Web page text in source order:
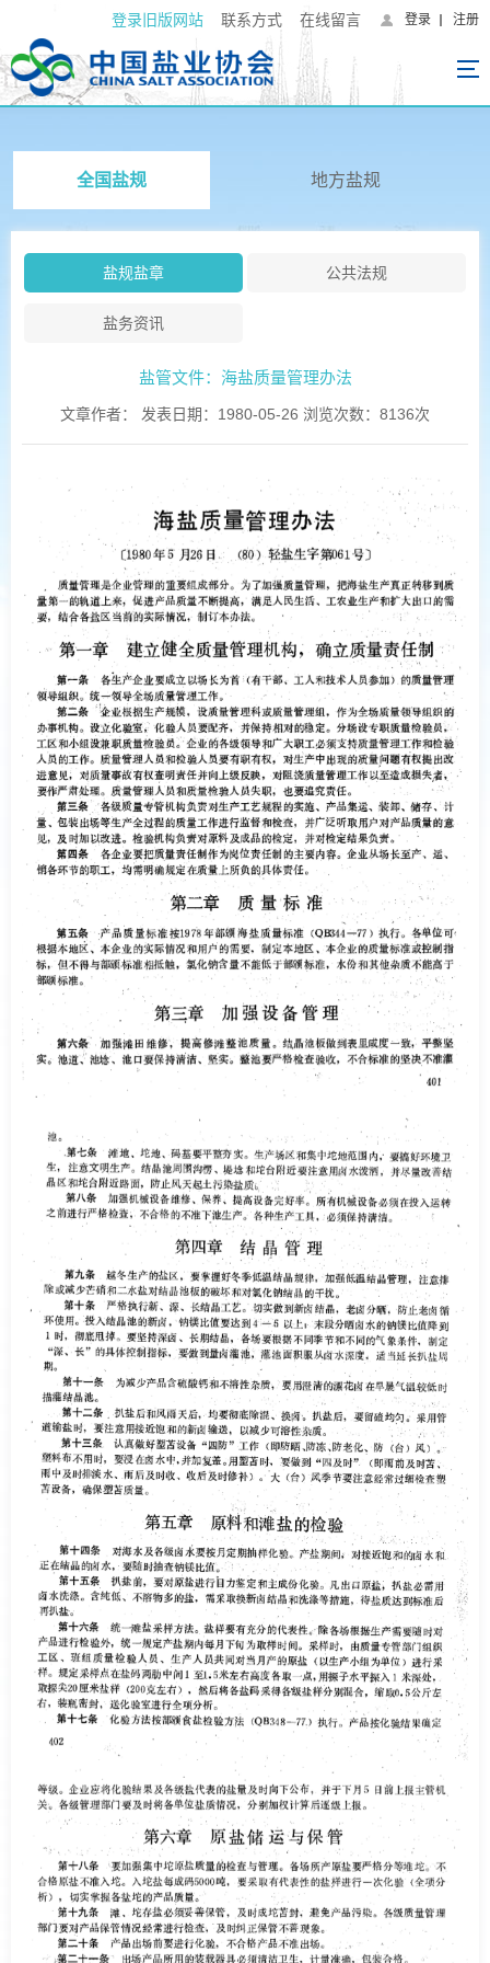
登录旧版网站 联系方式 在线留言 登录 注册
全国盐规 地方盐规
盐规盐章 公共法规
盐务资讯
盐管文件：海盐质量管理办法
文章作者： 发表日期：1980-05-26 浏览次数：8136次